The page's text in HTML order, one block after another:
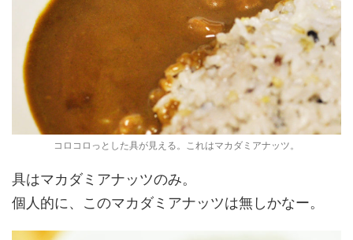
コロコロっとした具が見える。これはマカダミアナッツ。
具はマカダミアナッツのみ。
個人的に、このマカダミアナッツは無しかなー。